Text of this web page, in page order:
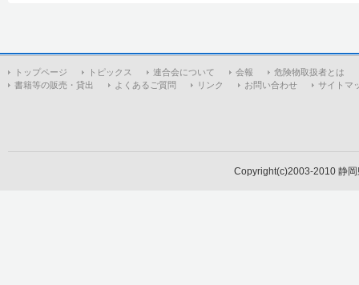
トップページ トピックス 連合会について 会報
危険物取扱者とは
書籍等の販売・貸出
よくあるご質問 リンク お問い合わせ サイトマ
Copyright(c)2003-2010 静